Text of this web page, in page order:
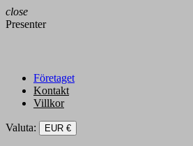
close
Presenter
Företaget
Kontakt
Villkor
Valuta: EUR €